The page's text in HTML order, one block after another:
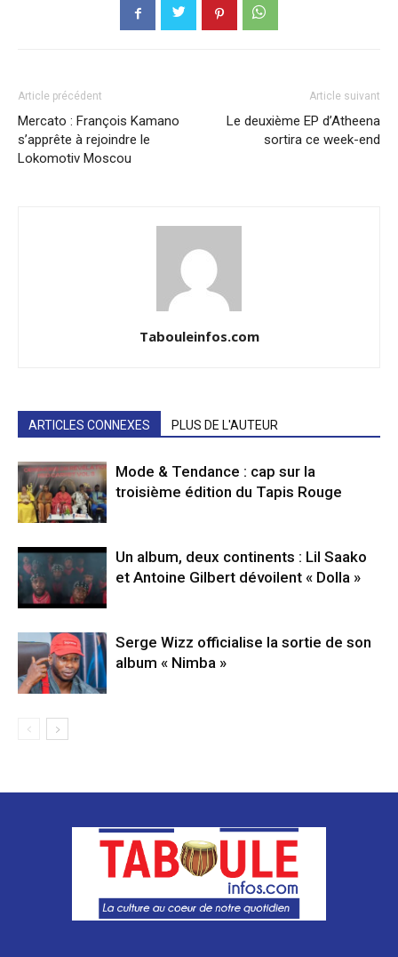
Article précédent
Mercato : François Kamano
s’apprête à rejoindre le
Lokomotiv Moscou
Article suivant
Le deuxième EP d’Atheena
sortira ce week-end
Tabouleinfos.com
ARTICLES CONNEXES PLUS DE L'AUTEUR
Mode & Tendance : cap sur la
troisième édition du Tapis Rouge
Un album, deux continents : Lil Saako
et Antoine Gilbert dévoilent « Dolla »
Serge Wizz officialise la sortie de son
album « Nimba »